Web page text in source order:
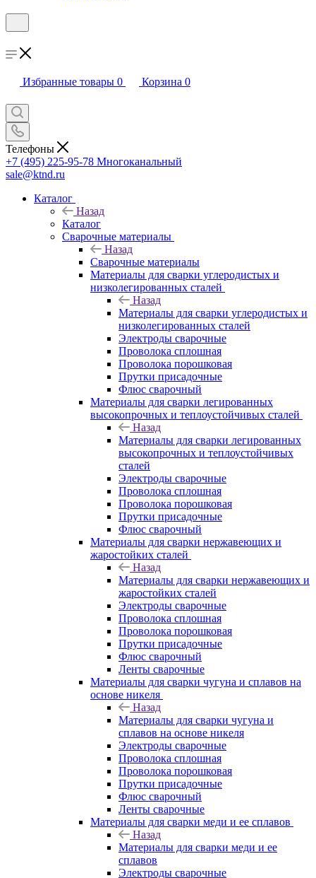
Избранные товары 0 Корзина 0
Телефоны
+7 (495) 225-95-78 Многоканальный
sale@ktnd.ru
Каталог
Назад
Каталог
Сварочные материалы
Назад
Сварочные материалы
Материалы для сварки углеродистых и
низколегированных сталей
Назад
Материалы для сварки углеродистых и
низколегированных сталей
Электроды сварочные
Проволока сплошная
Проволока порошковая
Прутки присадочные
Флюс сварочный
Материалы для сварки легированных
высокопрочных и теплоустойчивых сталей
Назад
Материалы для сварки легированных
высокопрочных и теплоустойчивых
сталей
Электроды сварочные
Проволока сплошная
Проволока порошковая
Прутки присадочные
Флюс сварочный
Материалы для сварки нержавеющих и
жаростойких сталей
Назад
Материалы для сварки нержавеющих и
жаростойких сталей
Электроды сварочные
Проволока сплошная
Проволока порошковая
Прутки присадочные
Флюс сварочный
Ленты сварочные
Материалы для сварки чугуна и сплавов на
основе никеля
Назад
Материалы для сварки чугуна и
сплавов на основе никеля
Электроды сварочные
Проволока сплошная
Проволока порошковая
Прутки присадочные
Флюс сварочный
Ленты сварочные
Материалы для сварки меди и ее сплавов
Назад
Материалы для сварки меди и ее
сплавов
Электроды сварочные